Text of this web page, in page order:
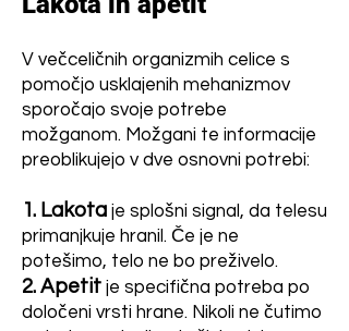
V večceličnih organizmih celice s
pomočjo usklajenih mehanizmov
sporočajo svoje potrebe
možganom. Možgani te informacije
preoblikujejo v dve osnovni potrebi:
1. Lakota je splošni signal, da telesu
primanjkuje hranil. Če je ne
potešimo, telo ne bo preživelo.
2. Apetit je specifična potreba po
določeni vrsti hrane. Nikoli ne čutimo